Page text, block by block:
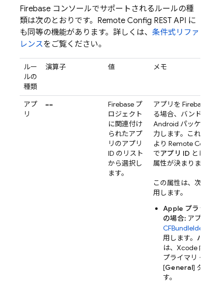
Firebase コンソールでサポートされるルールの種
類は次のとおりです。 Remote Config REST API に
も同等の機能があります。詳しくは、 条件式リファ
レンスをご覧ください。
ルー
ルの
種類
演算子 値 メモ
アプ
リ
==
Firebase プ
ロジェクト
に関連付け
られたアプ
リのアプリ
ID のリスト
から選択し
ます。
アプリを Firebase に
る場合、バンドル ID
Android パッケージ
力します。これらの
より Remote Config
でアプリ ID として
属性が決まります。
この属性は、次のよ
用します。
Apple プラット
の場合: アプリの
用します。 バンド
は、Xcode 内の
プライマリ ター
[General] タブに
す。